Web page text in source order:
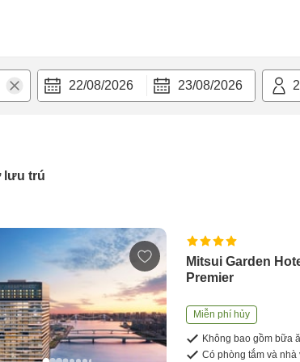
22/08/2026 23/08/2026 2
lưu trú
Mitsui Garden
Premier
Miễn phí hủy
Không bao gồm bữa
Có phòng tắm và nhà